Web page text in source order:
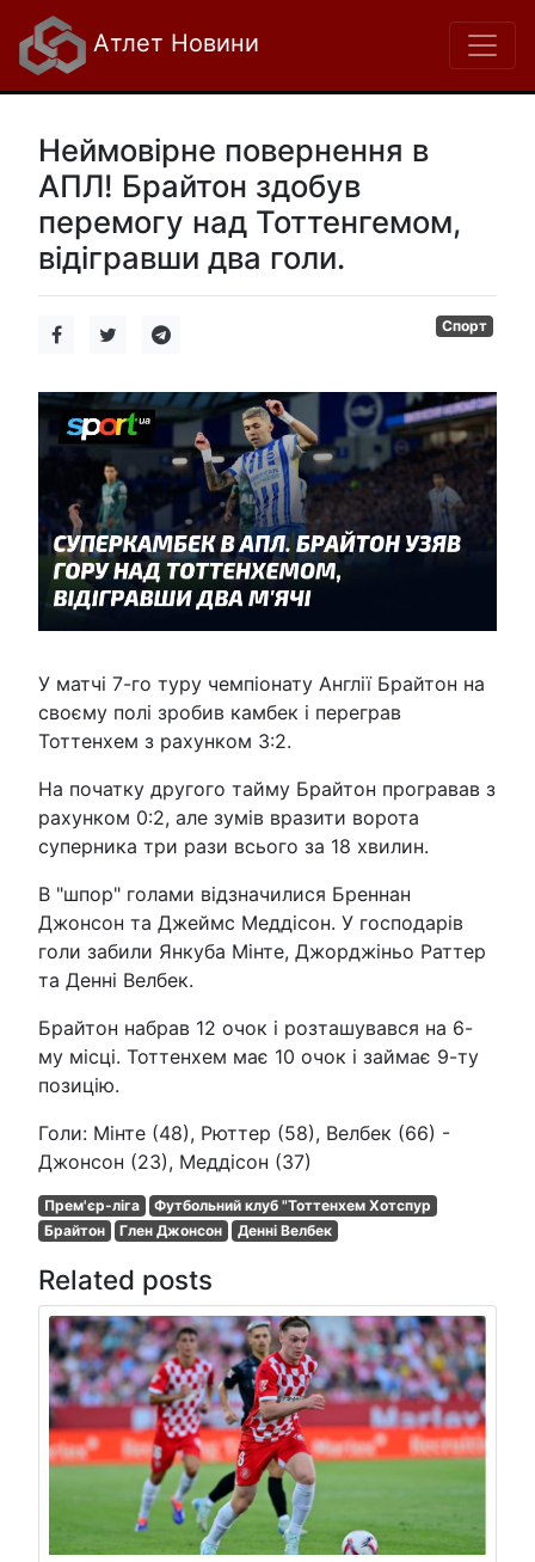
Атлет Новини
Неймовірне повернення в
АПЛ! Брайтон здобув
перемогу над Тоттенгемом,
відігравши два голи.
Спорт
У матчі 7-го туру чемпіонату Англії Брайтон на
своєму полі зробив камбек і переграв
Тоттенхем з рахунком 3:2.
На початку другого тайму Брайтон програвав з
рахунком 0:2, але зумів вразити ворота
суперника три рази всього за 18 хвилин.
В "шпор" голами відзначилися Бреннан
Джонсон та Джеймс Меддісон. У господарів
голи забили Янкуба Мінте, Джорджіньо Раттер
та Денні Велбек.
Брайтон набрав 12 очок і розташувався на 6-
му місці. Тоттенхем має 10 очок і займає 9-ту
позицію.
Голи: Мінте (48), Рюттер (58), Велбек (66) -
Джонсон (23), Меддісон (37)
Прем'єр-ліга
Футбольний клуб "Тоттенхем Хотспур
Брайтон
Глен Джонсон Денні Велбек
Related posts